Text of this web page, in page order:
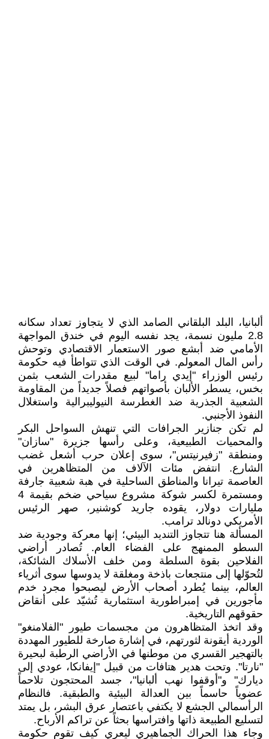
ألبانيا، البلد البلقاني الصامد الذي لا يتجاوز تعداد سكانه
2.8 مليون نسمة، يجد نفسه اليوم في خندق المواجهة
الأمامي ضد أبشع صور الاستعمار الاقتصادي وتوحش
رأس المال المعولم. في الوقت الذي تتواطأ فيه حكومة
رئيس الوزراء "إيدي راما" لبيع مقدرات الشعب بثمن
بخس، يسطر الألبان بأصواتهم فصلاً جديداً من المقاومة
الشعبية الجذرية ضد الغطرسة النيوليبرالية واستغلال
النفوذ الأجنبي.
​لم تكن جنازير الجرافات التي تنهش السواحل البكر
والمحميات الطبيعية، وعلى رأسها جزيرة "سازان"
ومنطقة "زفيرنيتس"، سوى إعلان حرب أشعل غضب
الشارع. انتفض مئات الآلاف من المتظاهرين في
العاصمة تيرانا والمناطق الساحلية في هبة شعبية جارفة
ومستمرة لكسر شوكة مشروع سياحي ضخم بقيمة 4
مليارات دولار، يقوده جاريد كوشنير، صهر الرئيس
الأمريكي دونالد ترامب.
​المسألة هنا تتجاوز التنديد البيئي؛ إنها معركة وجودية ضد
السطو الممنهج على الفضاء العام. تُصادر أراضي
الفلاحين بقوة السلطة ومن خلف الأسلاك الشائكة،
لتُحوّلها إلى منتجعات باذخة ومغلقة لا يدوسها سوى أثرياء
العالم، بينما يُطرد أصحاب الأرض ليصبحوا مجرد خدم
مأجورين في إمبراطورية استثمارية تُشيّد على أنقاض
حقوقهم التاريخية.
​وقد اتخذ المتظاهرون من مجسمات طيور "الفلامنغو"
الوردية أيقونة لثورتهم، في إشارة صارخة للطيور المهددة
بالتهجير القسري من موطنها في الأراضي الرطبة لبحيرة
"نارتا". وتحت هدير هتافات من قبيل "إيفانكا، عودي إلى
ديارك" و"أوقفوا نهب ألبانيا"، جسد المحتجون تلاحماً
عضوياً حاسماً بين العدالة البيئية والطبقية. فالنظام
الرأسمالي الجشع لا يكتفي باعتصار عرق البشر، بل يمتد
لتسليع الطبيعة ذاتها وافتراسها بحثاً عن تراكم الأرباح.
​وجاء هذا الحراك الجماهيري ليعري كيف تقوم حكومة